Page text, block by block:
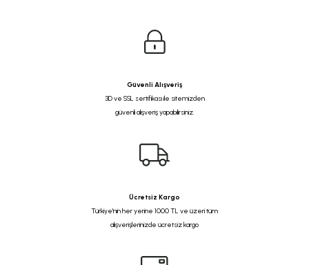
Güvenli Alışveriş
3D ve SSL sertifikası ile sitemizden
güvenli alışveriş yapabilirsiniz.
Ücretsiz Kargo
Türkiye'nin her yerine 1000 TL ve üzeri tüm
alışverişlerinizde ücretsiz kargo